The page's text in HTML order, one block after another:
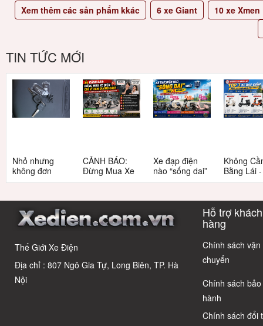
Xem thêm các sản phẩm kkác 6xe Giant 10xe Xmen
TIN TỨC MỚI
Nhỏ nhưng
không đơn
giản: Sự thật
học sinh cấp 2
CẢNH BÁO:
Đừng Mua Xe
Điện Chỉ Vì
Cáo! 5 Bẫy
Quyết Chọn Xe
Chuẩn Chỉnh
Xe đạp điện
nào “sống dai”
nhất sau 5
có câu trả lời
Không
Bằng Lái
3 Xe Đạp
Cho Học
Thế Giới Xe Điện
Địa chỉ : 807 Ngô Gia Tự, Long Biên, TP. Hà
Nội
Hỗ trợ khách
hàng
Chính sách vận
chuyển
Chính sách bảo
hành
Chính sách đổi